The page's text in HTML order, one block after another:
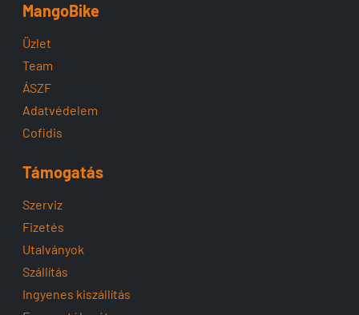
MangoBike
Üzlet
Team
ÁSZF
Adatvédelem
Cofidis
Támogatás
Szerviz
Fizetés
Utalványok
Szállítás
Ingyenes kiszállítás